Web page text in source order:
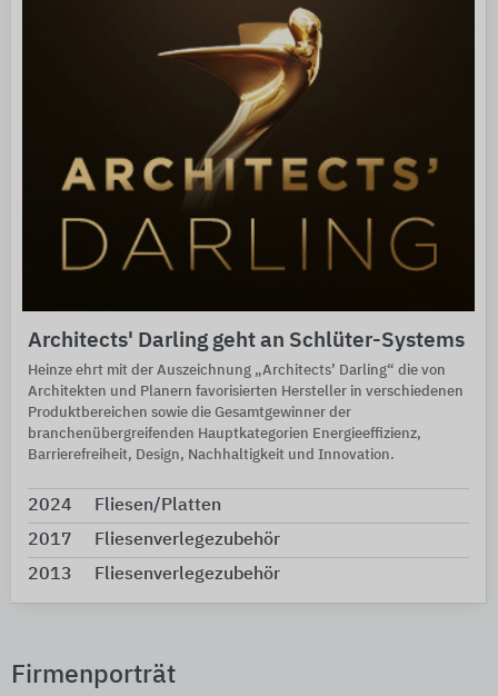
Architects' Darling geht an Schlüter-Systems
Heinze ehrt mit der Auszeichnung „Architects’ Darling“ die von
Architekten und Planern favorisierten Hersteller in verschiedenen
Produktbereichen sowie die Gesamtgewinner der
branchenübergreifenden Hauptkategorien Energieeffizienz,
Barrierefreiheit, Design, Nachhaltigkeit und Innovation.
2024
Fliesen/Platten
2017
Fliesenverlegezubehör
2013
Fliesenverlegezubehör
Firmenporträt